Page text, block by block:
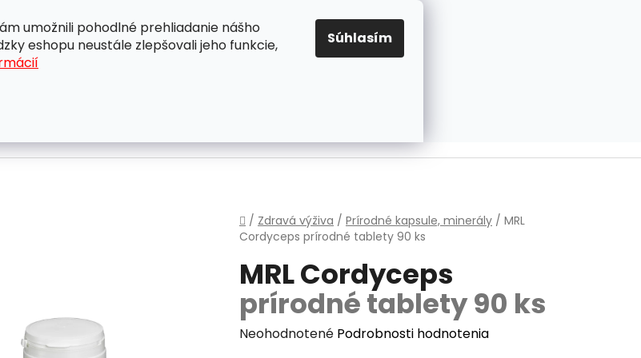
umožnili pohodlné prehliadanie nášho
eshopu neustále zlepšovali jeho funkcie,
Súhlasím
PODMIENKY OCHRANA OSOBNÝCH ÚDAJOV PRAVIDLÁ PRE COOKIES
EUR
Domov
/ Zdravá výživa / Prírodné kapsule, minerály / MRL
Cordyceps prírodné tablety 90 ks
MRL Cordyceps
prírodné tablety 90 ks
Priemerné
Neohodnotené Podrobnosti hodnotenia